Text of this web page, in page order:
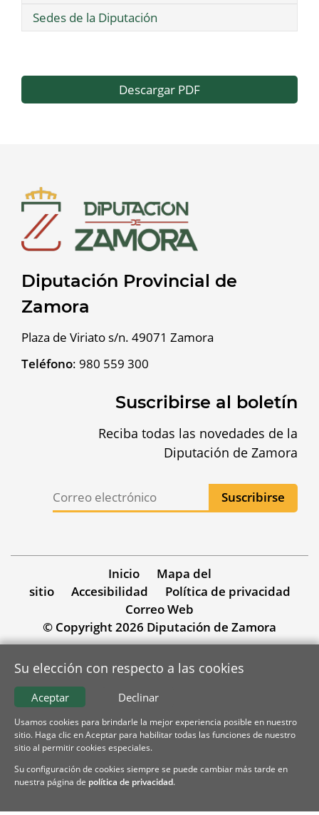
Sedes de la Diputación
Descargar PDF
Diputación Provincial de
Zamora
Plaza de Viriato s/n. 49071 Zamora
Teléfono: 980 559 300
Suscribirse al boletín
Reciba todas las novedades de la
Diputación de Zamora
Inicio
Mapa del
sitio
Accesibilidad
Política de privacidad
Correo Web
© Copyright 2026 Diputación de Zamora
Su elección con respecto a las cookies
Declinar
Aceptar
Usamos cookies para brindarle la mejor experiencia posible en nuestro
sitio. Haga clic en Aceptar para habilitar todas las funciones de nuestro
sitio al permitir cookies especiales.
Su configuración de cookies siempre se puede cambiar más tarde en
nuestra página de política de privacidad.